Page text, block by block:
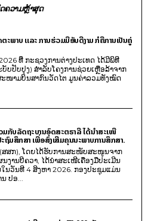
ຄວາມຫຼ້າສຸດ
ພາບ ແລະ ການຮ່ວມມືອັນດີງາມ ກໍຄືການເປັນຄູ່
ທີ່ ກະຊວງການຕ່າງປະເທດ ໄດ້ມີພິທີ
ບປັບປຸງ) ສໍາລັບໂຄງການຊ່ວຍເຫຼືອລ້າຈາກ
ໜາມບິນສາກົນວັດໄຕ ມູນຄ່າລວມທັງໝົດ
ກັບລັດຖະບານອົດສະຕຣາລີ ໄດ້ນຳສະເໜີ
ຖົມສຶກສາ ເພື່ອສົ່ງເສີມຄຸນນະພາບການສຶກສາ.
ສສກ), ໂດຍໄດ້ຮັບການສະໜັບສະໜູນຈາກ
ງານບີຄວາ, ໄດ້ນຳສະເໜີເຄື່ອງມືປະເມີນ
ໃນວັນທີ 4 ສິງຫາ 2026. ກອງປະຊຸມແມ່ນ
ປອ...